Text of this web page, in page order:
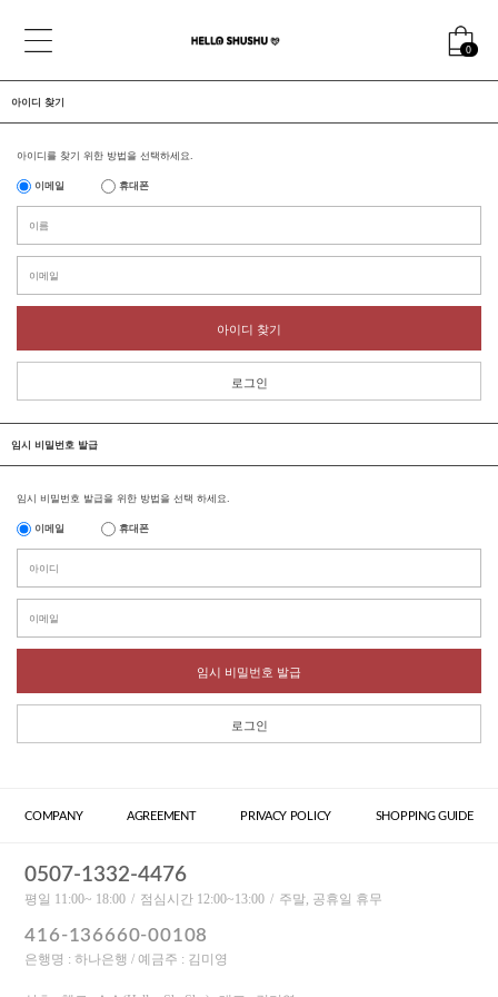
0
아이디 찾기
아이디를 찾기 위한 방법을 선택하세요.
이메일 휴대폰
아이디 찾기
로그인
임시 비밀번호 발급
임시 비밀번호 발급을 위한 방법을 선택 하세요.
이메일 휴대폰
임시 비밀번호 발급
로그인
COMPANY AGREEMENT PRIVACY POLICY SHOPPING GUIDE
0507-1332-4476
평일 11:00~ 18:00 점심시간 12:00~13:00 주말, 공휴일 휴무
416-136660-00108
은행명 : 하나은행 / 예금주 : 김미영